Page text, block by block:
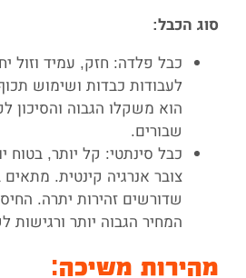
סוג הכבל:
כבל פלדה: חזק, עמיד וזול
לעבודות כבדות ושימוש
הוא משקלו הגבוה והסיכון
שבורים.
כבל סינתטי: קל יותר, בטוח
צובר אנרגיה קינטית.
שדורשים זהירות יתרה.
המחיר הגבוה יותר ורגישות
מהירות משיכה: